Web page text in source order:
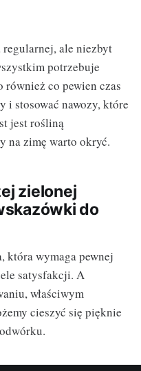
ale niezbyt
potrzebuje
również co pewien czas
i stosować nawozy, które
jest rośliną
na zimę warto okryć.
zielonej
do
która wymaga pewnej
satysfakcji. A
właściwym
cieszyć się pięknie